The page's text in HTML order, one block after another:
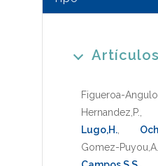
Artículos
Figueroa-
Hernandez,P.
Lugo,H.
Gomez-Puyou,A.